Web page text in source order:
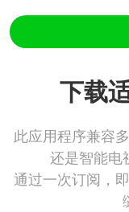
下载
此应用程序兼容
还是智能电
通过一次订阅，